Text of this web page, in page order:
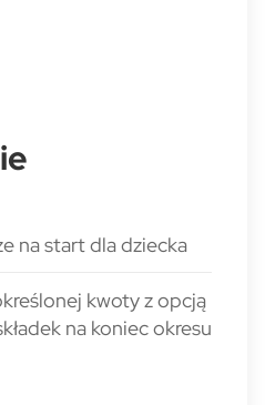
na start dla dziecka
kwoty z opcją
na koniec okresu